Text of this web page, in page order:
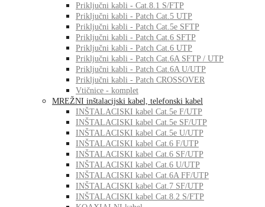
Priključni kabli - Cat.8.1 S/FTP
Priključni kabli - Patch Cat.5 UTP
Priključni kabli - Patch Cat.5e SFTP
Priključni kabli - Patch Cat.6 SFTP
Priključni kabli - Patch Cat.6 UTP
Priključni kabli - Patch Cat.6A SFTP / UTP
Priključni kabli - Patch Cat.6A U/UTP
Priključni kabli - Patch CROSSOVER
Vtičnice - komplet
MREŽNI inštalacijski kabel, telefonski kabel
INŠTALACISKI kabel Cat.5e F/UTP
INŠTALACISKI kabel Cat.5e SF/UTP
INŠTALACISKI kabel Cat.5e U/UTP
INŠTALACISKI kabel Cat.6 F/UTP
INŠTALACISKI kabel Cat.6 SF/UTP
INŠTALACISKI kabel Cat.6 U/UTP
INŠTALACISKI kabel Cat.6A FF/UTP
INŠTALACISKI kabel Cat.7 SF/UTP
INŠTALACISKI kabel Cat.8.2 S/FTP